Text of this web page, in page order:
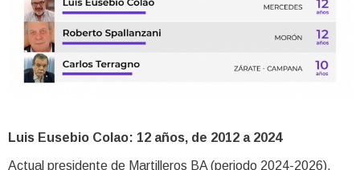
Luis Eusebio Colao: 12 años, de 2012 a 2024
Actual presidente de Martilleros BA (periodo 2024-2026).